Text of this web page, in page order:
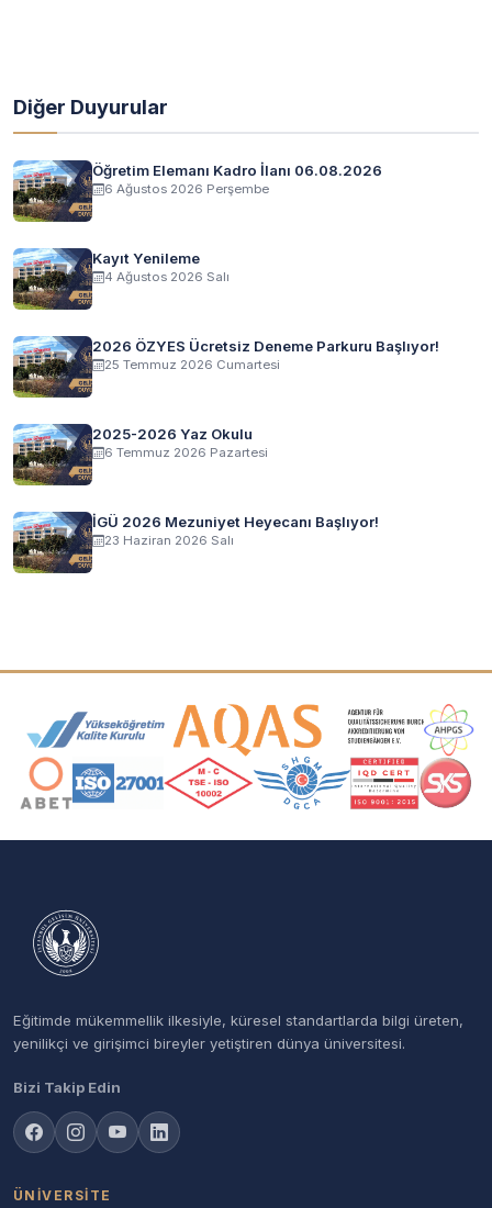
Diğer Duyurular
Öğretim Elemanı Kadro İlanı 06.08.2026
6 Ağustos 2026 Perşembe
Kayıt Yenileme
4 Ağustos 2026 Salı
2026 ÖZYES Ücretsiz Deneme Parkuru Başlıyor!
25 Temmuz 2026 Cumartesi
2025-2026 Yaz Okulu
6 Temmuz 2026 Pazartesi
İGÜ 2026 Mezuniyet Heyecanı Başlıyor!
23 Haziran 2026 Salı
Akreditasyon ve Üyelik Logoları
Eğitimde mükemmellik ilkesiyle, küresel standartlarda bilgi üreten,
yenilikçi ve girişimci bireyler yetiştiren dünya üniversitesi.
Bizi Takip Edin
ÜNIVERSITE